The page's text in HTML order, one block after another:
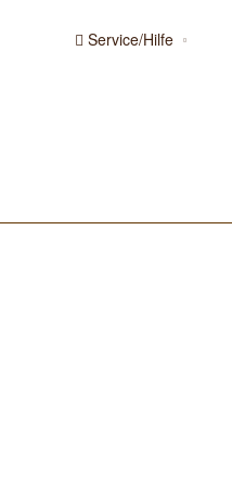
Service/Hilfe